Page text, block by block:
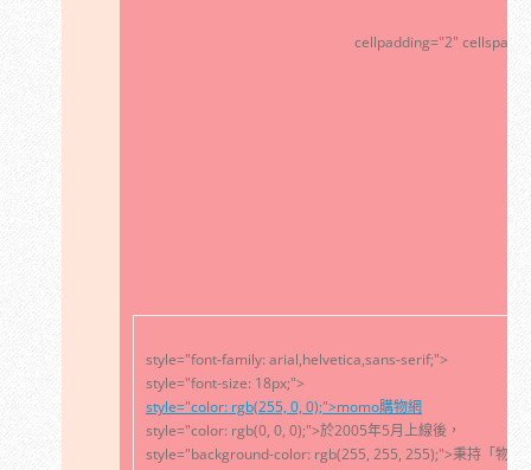
cellpadding="2"
style="font-family: arial,helvetica,sans-serif;">
style="font-size: 18px;">
style="color: rgb(255, 0, 0);">momo購物網
style="color: rgb(0, 0, 0);">於2005年5月上線後，
style="background-color: rgb(255, 255, 255);">秉持「物美